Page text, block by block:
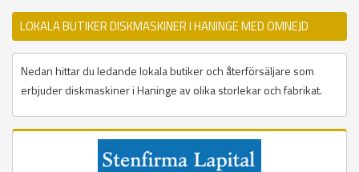
LOKALA BUTIKER DISKMASKINER I HANINGE MED OMNEJD
Nedan hittar du ledande lokala butiker och återförsäljare som
erbjuder diskmaskiner i Haninge av olika storlekar och fabrikat.